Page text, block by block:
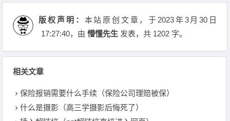
版权声明： 本站原创文章，于2023年3月30日
17:27:40，由懵懂先生 发表，共 1202 字。
相关文章
保险报销需要什么手续（保险公司理赔被保）
什么是摄影（高三学摄影后悔死了）